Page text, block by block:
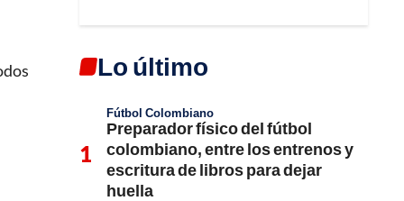
Lo último
Fútbol Colombiano
Preparador físico del fútbol
colombiano, entre los entrenos y
escritura de libros para dejar
huella